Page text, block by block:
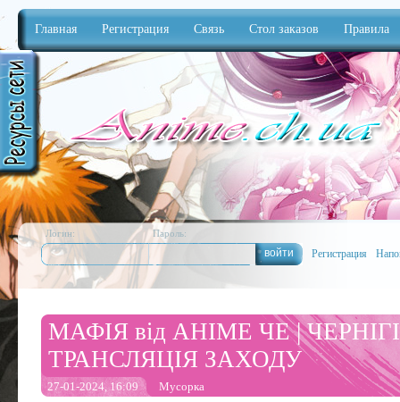
Главная Регистрация Связь Стол заказов Правила
Anime
Логин: Пароль:
Регистрация
МАФІЯ від АНІМЕ ЧЕ |
ТРАНСЛЯЦІЯ ЗАХОДУ
27-01-2024, 16:09 Мусорка